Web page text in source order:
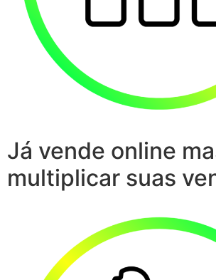
Já vende online
multiplicar suas